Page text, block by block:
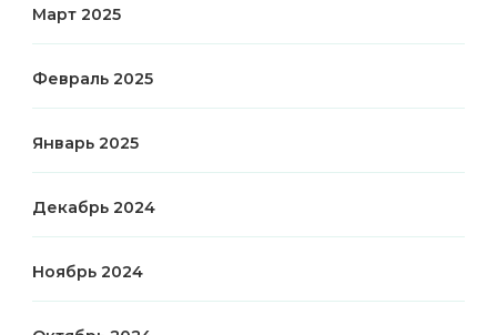
Март 2025
Февраль 2025
Январь 2025
Декабрь 2024
Ноябрь 2024